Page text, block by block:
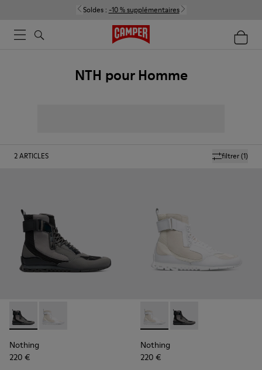
Soldes : -10 % supplémentaires
NTH pour Homme
filtrer(1)
2ARTICLES
Nothing - K300264-001 - Multicolor
Nothing - K300264-004 - Multicolor
Nothing
220 €
Nothing - K300264-004 -
Nothing - K300264-
Nothing
220 €